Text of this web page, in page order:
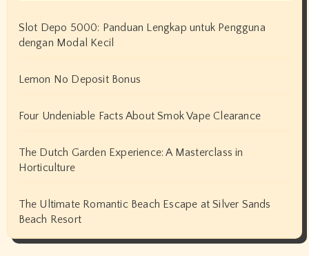
Slot Depo 5000: Panduan Lengkap untuk Pengguna
dengan Modal Kecil
Lemon No Deposit Bonus
Four Undeniable Facts About Smok Vape Clearance
The Dutch Garden Experience: A Masterclass in
Horticulture
The Ultimate Romantic Beach Escape at Silver Sands
Beach Resort